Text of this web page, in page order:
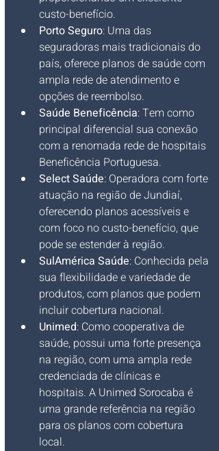
custo-benefício.
Porto Seguro: Uma das
seguradoras mais tradicionais do
país, oferece planos de saúde com
ampla rede de atendimento e
opções de reembolso.
Saúde Beneficência: Tem como
principal diferencial sua conexão
com a renomada rede de hospitais
Beneficência Portuguesa.
Select Saúde: Operadora com forte
atuação na região de Jundiaí,
oferecendo planos acessíveis e
com foco no custo-benefício, que
pode se estender à região.
SulAmérica Saúde: Conhecida pela
sua flexibilidade e variedade de
produtos, com planos que podem
incluir cobertura nacional.
Unimed: Como cooperativa de
saúde, possui uma forte presença
na região, com uma ampla rede
credenciada de clínicas e
hospitais. A Unimed Sorocaba é
uma grande referência na região
para os planos com cobertura
local.